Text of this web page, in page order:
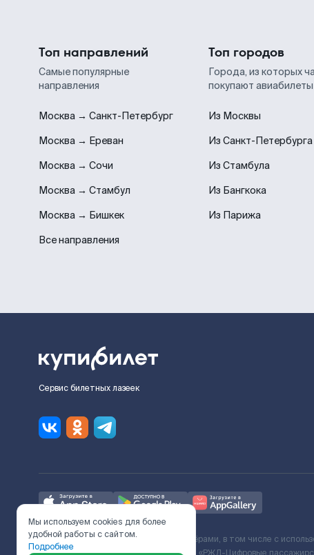
Топ направлений
Самые популярные
направления
Москва → Санкт-Петербург
Москва → Ереван
Москва → Сочи
Москва → Стамбул
Москва → Бишкек
Все направления
Топ городов
Города, из которых
покупают авиабилеты
Из Москвы
Из Санкт-Петербурга
Из Стамбула
Из Бангкока
Из Парижа
Сервис билетных лазеек
Ж/Д билеты предоставляются партнёрами, в том числе с
Мы используем cookies для более
удобной работы с сайтом.
Подробнее